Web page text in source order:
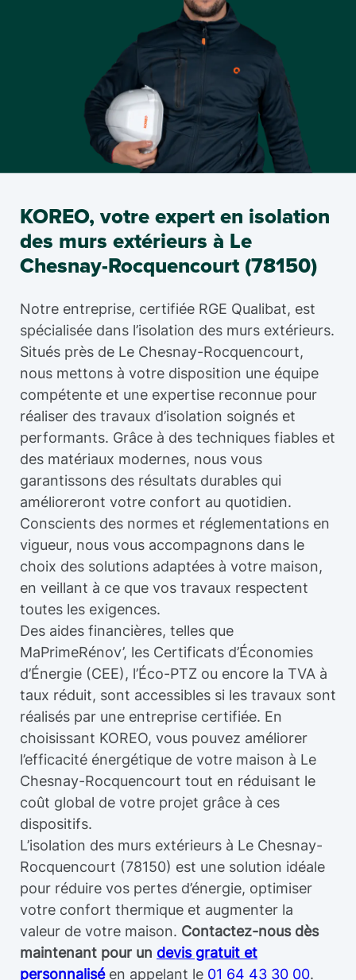
KOREO, votre expert en isolation
des murs extérieurs à Le
Chesnay-Rocquencourt (78150)
Notre entreprise, certifiée RGE Qualibat, est
spécialisée dans l’isolation des murs extérieurs.
Situés près de Le Chesnay-Rocquencourt,
nous mettons à votre disposition une équipe
compétente et une expertise reconnue pour
réaliser des travaux d’isolation soignés et
performants. Grâce à des techniques fiables et
des matériaux modernes, nous vous
garantissons des résultats durables qui
amélioreront votre confort au quotidien.
Conscients des normes et réglementations en
vigueur, nous vous accompagnons dans le
choix des solutions adaptées à votre maison,
en veillant à ce que vos travaux respectent
toutes les exigences.
Des aides financières, telles que
MaPrimeRénov’, les Certificats d’Économies
d’Énergie (CEE), l’Éco-PTZ ou encore la TVA à
taux réduit, sont accessibles si les travaux sont
réalisés par une entreprise certifiée. En
choisissant KOREO, vous pouvez améliorer
l’efficacité énergétique de votre maison à Le
Chesnay-Rocquencourt tout en réduisant le
coût global de votre projet grâce à ces
dispositifs.
L’isolation des murs extérieurs à Le Chesnay-
Rocquencourt (78150) est une solution idéale
pour réduire vos pertes d’énergie, optimiser
votre confort thermique et augmenter la
valeur de votre maison. Contactez-nous dès
maintenant pour un devis gratuit et
personnaliséen appelant le 01 64 43 30 00.